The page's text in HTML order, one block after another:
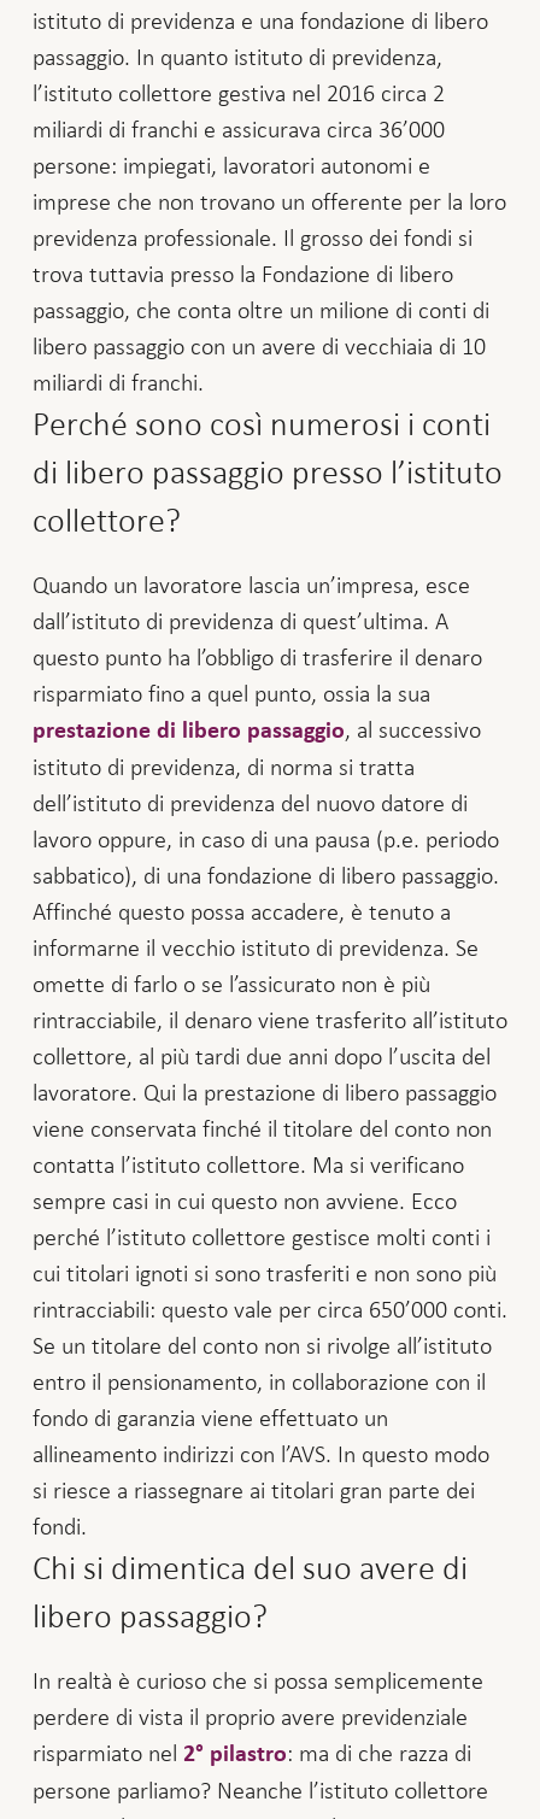
istituto di previdenza e una fondazione di libero
passaggio. In quanto istituto di previdenza,
l’istituto collettore gestiva nel 2016 circa 2
miliardi di franchi e assicurava circa 36’000
persone: impiegati, lavoratori autonomi e
imprese che non trovano un offerente per la loro
previdenza professionale. Il grosso dei fondi si
trova tuttavia presso la Fondazione di libero
passaggio, che conta oltre un milione di conti di
libero passaggio con un avere di vecchiaia di 10
miliardi di franchi.
Perché sono così numerosi i conti
di libero passaggio presso l’istituto
collettore?
Quando un lavoratore lascia un’impresa, esce
dall’istituto di previdenza di quest’ultima. A
questo punto ha l’obbligo di trasferire il denaro
risparmiato fino a quel punto, ossia la sua
prestazione di libero passaggio, al successivo
istituto di previdenza, di norma si tratta
dell’istituto di previdenza del nuovo datore di
lavoro oppure, in caso di una pausa (p.e. periodo
sabbatico), di una fondazione di libero passaggio.
Affinché questo possa accadere, è tenuto a
informarne il vecchio istituto di previdenza. Se
omette di farlo o se l’assicurato non è più
rintracciabile, il denaro viene trasferito all’istituto
collettore, al più tardi due anni dopo l’uscita del
lavoratore. Qui la prestazione di libero passaggio
viene conservata finché il titolare del conto non
contatta l’istituto collettore. Ma si verificano
sempre casi in cui questo non avviene. Ecco
perché l’istituto collettore gestisce molti conti i
cui titolari ignoti si sono trasferiti e non sono più
rintracciabili: questo vale per circa 650’000 conti.
Se un titolare del conto non si rivolge all’istituto
entro il pensionamento, in collaborazione con il
fondo di garanzia viene effettuato un
allineamento indirizzi con l’AVS. In questo modo
si riesce a riassegnare ai titolari gran parte dei
fondi.
Chi si dimentica del suo avere di
libero passaggio?
In realtà è curioso che si possa semplicemente
perdere di vista il proprio avere previdenziale
risparmiato nel 2° pilastro: ma di che razza di
persone parliamo? Neanche l’istituto collettore